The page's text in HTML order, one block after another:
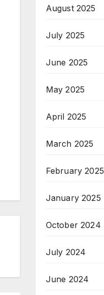
August 2025
July 2025
June 2025
May 2025
April 2025
March 2025
February 2025
January 2025
October 2024
July 2024
June 2024